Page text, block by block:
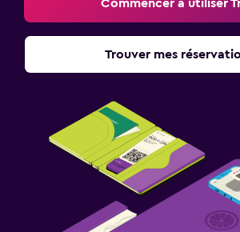
Commencer à utiliser
Trouver mes